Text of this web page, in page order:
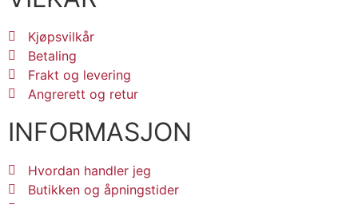
INFORMASJON
Hvordan handler jeg
Butikken og åpningstider
Kjøpsvilkår
Betaling
Frakt og levering
Angrerett og retur